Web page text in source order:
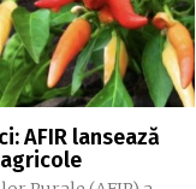
AFIR lansează